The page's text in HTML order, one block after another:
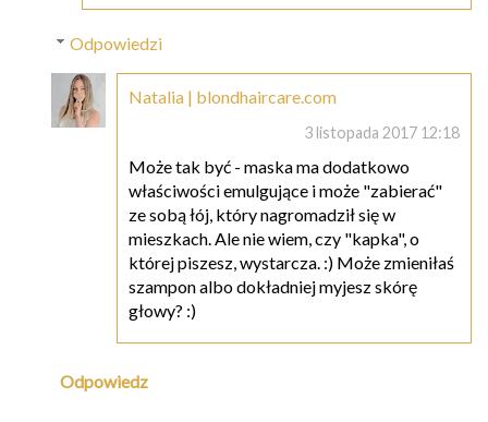
Odpowiedzi
Natalia | blondhaircare.com
3 listopada 2017 12:18
Może tak być - maska ma dodatkowo
właściwości emulgujące i może "zabierać"
ze sobą łój, który nagromadził się w
mieszkach. Ale nie wiem, czy "kapka", o
której piszesz, wystarcza. :) Może zmieniłaś
szampon albo dokładniej myjesz skórę
głowy? :)
Odpowiedz